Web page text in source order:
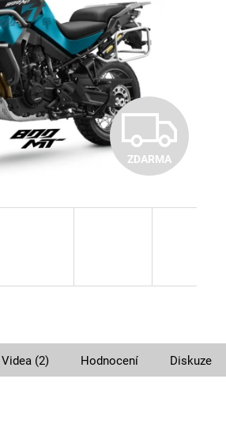
Z
D
R
M
ZDARMA
Videa (2) Hodnocení Diskuze